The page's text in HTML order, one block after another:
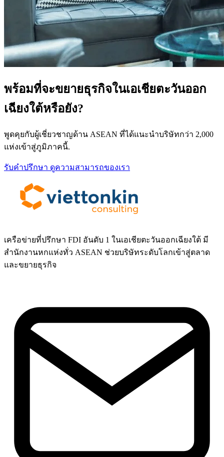
พร้อมที่จะขยายธุรกิจในเอเชียตะวันออก
เฉียงใต้หรือยัง?
พูดคุยกับผู้เชี่ยวชาญด้าน ASEAN ที่ได้แนะนำบริษัทกว่า 2,000
แห่งเข้าสู่ภูมิภาคนี้.
รับคำปรึกษา ดูความสามารถของเรา
เครือข่ายที่ปรึกษา FDI อันดับ 1 ในเอเชียตะวันออกเฉียงใต้ มี
สำนักงานหกแห่งทั่ว ASEAN ช่วยบริษัทระดับโลกเข้าสู่ตลาด
และขยายธุรกิจ